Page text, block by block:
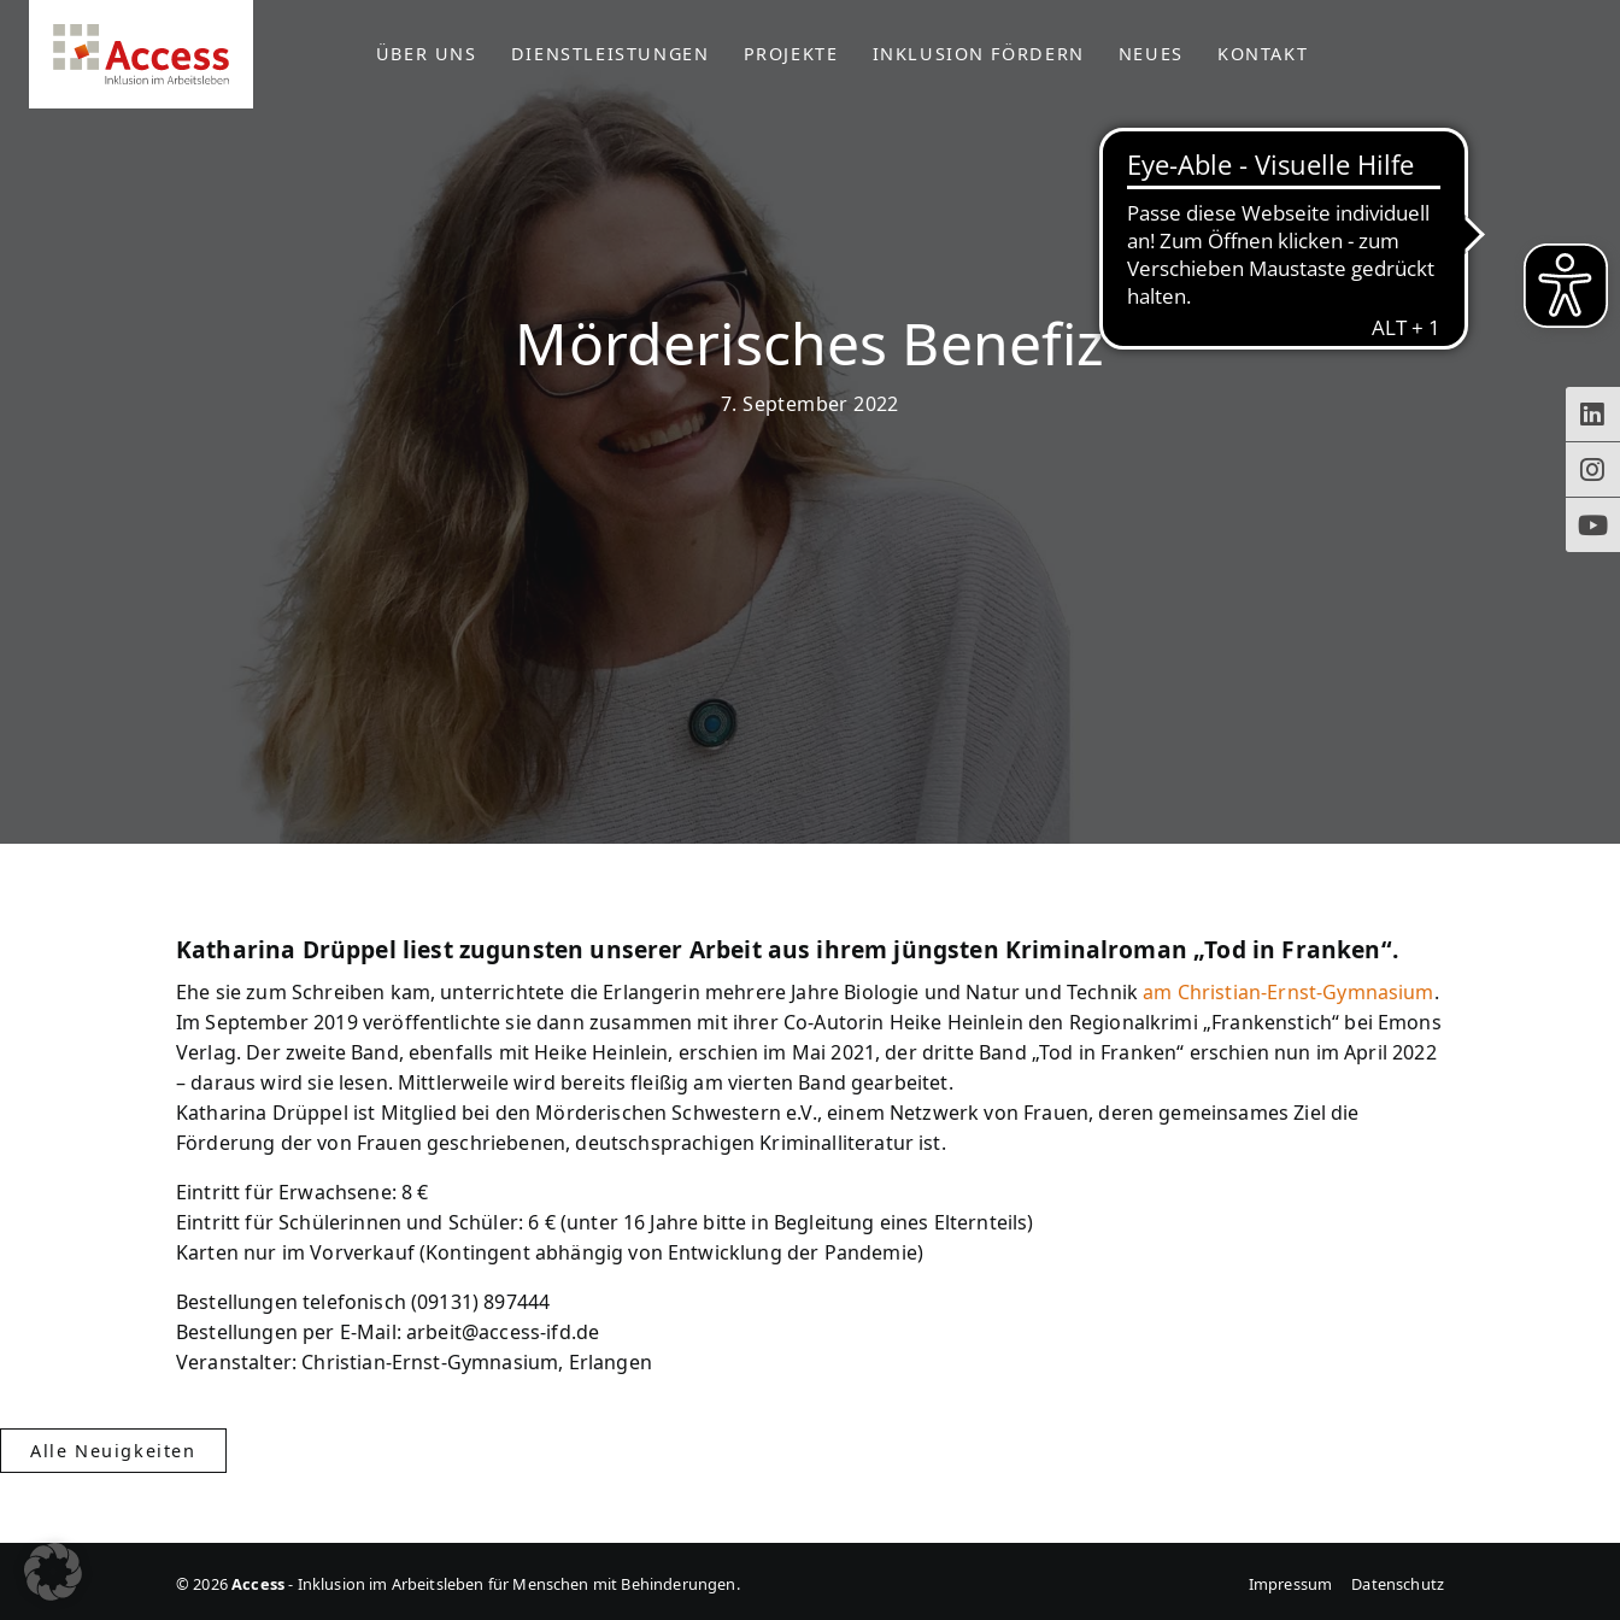
ÜBER UNS DIENSTLEISTUNGEN PROJEKTE INKLUSION FÖRDERN NEUES KONTAKT
Mörderisches Benefiz
7. September 2022
Katharina Drüppel liest zugunsten unserer Arbeit aus ihrem jüngsten Kriminalroman „Tod in Franken“.
Ehe sie zum Schreiben kam, unterrichtete die Erlangerin mehrere Jahre Biologie und Natur und Technikam Christian-Ernst-Gymnasium.
Im September 2019 veröffentlichte sie dann zusammen mit ihrer Co-Autorin Heike Heinlein den Regionalkrimi „Frankenstich“ bei Emons
Verlag. Der zweite Band, ebenfalls mit Heike Heinlein, erschien im Mai 2021, der dritte Band „Tod in Franken“ erschien nun im April 2022
– daraus wird sie lesen. Mittlerweile wird bereits fleißig am vierten Band gearbeitet.
Katharina Drüppel ist Mitglied bei den Mörderischen Schwestern e.V., einem Netzwerk von Frauen, deren gemeinsames Ziel die
Förderung der von Frauen geschriebenen, deutschsprachigen Kriminalliteratur ist.
Eintritt für Erwachsene: 8 €
Eintritt für Schülerinnen und Schüler: 6 € (unter 16 Jahre bitte in Begleitung eines Elternteils)
Karten nur im Vorverkauf (Kontingent abhängig von Entwicklung der Pandemie)
Bestellungen telefonisch (09131) 897444
Bestellungen per E-Mail: arbeit@access-ifd.de
Veranstalter: Christian-Ernst-Gymnasium, Erlangen
Alle Neuigkeiten
Impressum Datenschutz
© 2026Access- Inklusion im Arbeitsleben für Menschen mit Behinderungen.